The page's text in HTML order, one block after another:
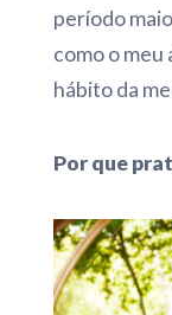
período
como o
hábito da
Por que